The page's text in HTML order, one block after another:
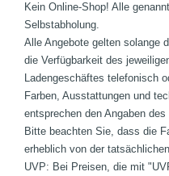
Kein Online-Shop! Alle
Selbstabholung.
Alle Angebote gelten solange
die Verfügbarkeit des
Ladengeschäftes telefonisch
Farben, Ausstattungen und
entsprechen den Angaben
Bitte beachten Sie, dass die
erheblich von der
UVP: Bei Preisen, die mit